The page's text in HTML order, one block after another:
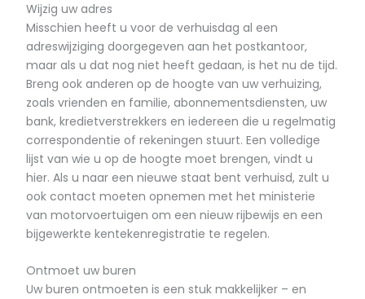
Wijzig uw adres
Misschien heeft u voor de verhuisdag al een
adreswijziging doorgegeven aan het postkantoor,
maar als u dat nog niet heeft gedaan, is het nu de tijd.
Breng ook anderen op de hoogte van uw verhuizing,
zoals vrienden en familie, abonnementsdiensten, uw
bank, kredietverstrekkers en iedereen die u regelmatig
correspondentie of rekeningen stuurt. Een volledige
lijst van wie u op de hoogte moet brengen, vindt u
hier. Als u naar een nieuwe staat bent verhuisd, zult u
ook contact moeten opnemen met het ministerie
van motorvoertuigen om een nieuw rijbewijs en een
bijgewerkte kentekenregistratie te regelen.
Ontmoet uw buren
Uw buren ontmoeten is een stuk makkelijker – en